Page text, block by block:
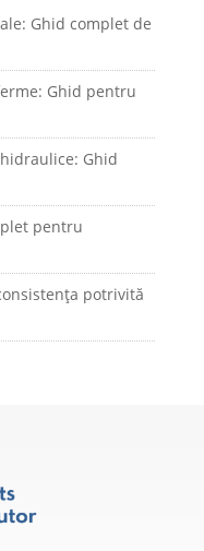
Ghid complet de
Ghid pentru
Ghid
pentru
potrivită